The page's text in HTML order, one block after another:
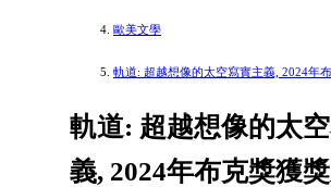
歐美文學
軌道: 超越想像的太空寫實主義, 2024年
軌道: 超越想像的太
義, 2024年布克獎獲